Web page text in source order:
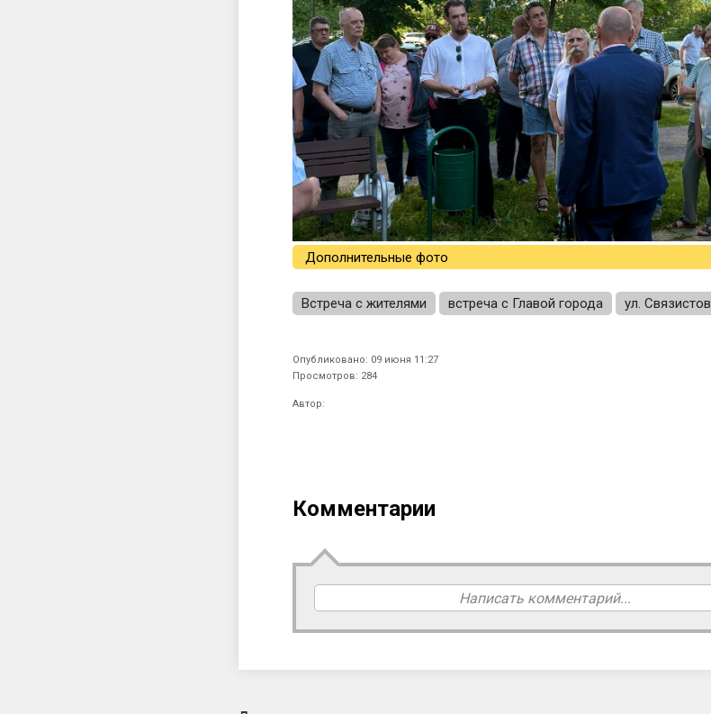
Дополнительные фото
Встреча с жителями встреча с Главой города ул. Связистов
Опубликовано: 09 июня 11:27
Просмотров: 284
Автор:
Комментарии
Написать комментарий...